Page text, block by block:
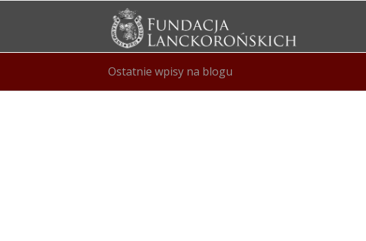
Ostatnie wpisy na blogu